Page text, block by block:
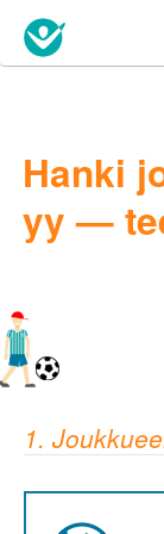
Hanki
yy —
1.
5. Täytä